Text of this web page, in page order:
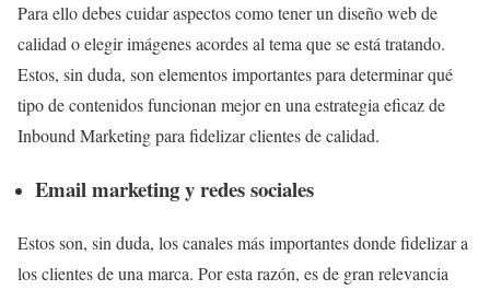
Para ello debes cuidar aspectos como tener un diseño web de
calidad o elegir imágenes acordes al tema que se está tratando.
Estos, sin duda, son elementos importantes para determinar qué
tipo de contenidos funcionan mejor en una estrategia eficaz de
Inbound Marketing para fidelizar clientes de calidad.
Email marketing y redes sociales
Estos son, sin duda, los canales más importantes donde fidelizar a
los clientes de una marca. Por esta razón, es de gran relevancia